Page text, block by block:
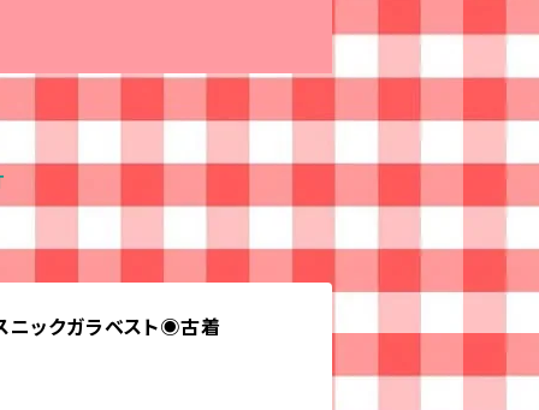
ニックガラベスト◉古着